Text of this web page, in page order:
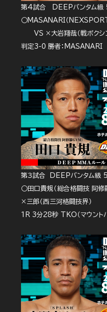
第4試合 DEEPバンタム級
○MASANARI（
VS ×大岩翔哉（戦ボクシン
判定3-0 勝者：MASANARI
第３試合 DEEPバンタム級
○田口貴規（総合格闘技 阿修
×三郎（西三河格闘技界）
1R 3分28秒 TKO（マウント